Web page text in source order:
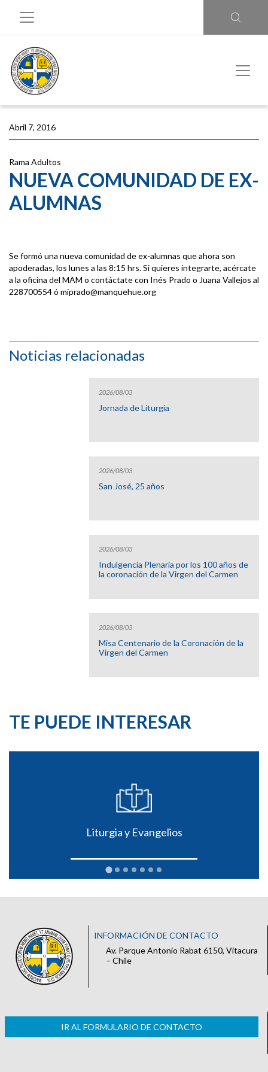
Abril 7, 2016
Rama Adultos
NUEVA COMUNIDAD DE EX-
ALUMNAS
Se formó una nueva comunidad de ex-alumnas que ahora son
apoderadas, los lunes a las 8:15 hrs. Si quieres integrarte, acércate
a la oficina del MAM o contáctate con Inés Prado o Juana Vallejos al
228700554 ó miprado@manquehue.org
Noticias relacionadas
2026/08/03
Jornada de Liturgia
2026/08/03
San José, 25 años
2026/08/03
Indulgencia Plenaria por los 100 años de
la coronación de la Virgen del Carmen
2026/08/03
Misa Centenario de la Coronación de la
Virgen del Carmen
TE PUEDE INTERESAR
Liturgia y Evangelios
INFORMACIÓN DE CONTACTO
Av. Parque Antonio Rabat 6150, Vitacura
– Chile
IR AL FORMULARIO DE CONTACTO